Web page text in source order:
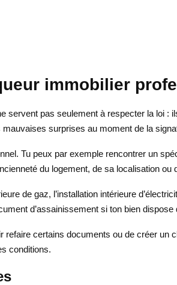
immobilier
pas seulement à respecter la loi :
surprises au moment de la
Tu peux par exemple rencontrer un
du logement, de sa localisation ou
de gaz, l’installation intérieure
d’assainissement si ton bien
certains documents ou de créer un
conditions.